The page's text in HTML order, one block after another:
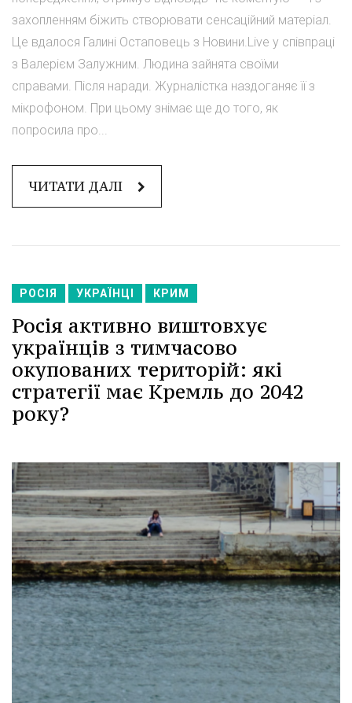
захопленням біжить створювати сенсаційний матеріал.
Це вдалося Галині Остаповець з Новини.Live у співпраці
з Валерієм Залужним. Людина зайнята своїми
справами. Після наради. Журналістка наздоганяє її з
мікрофоном. При цьому знімає ще до того, як
попросила про...
ЧИТАТИ ДАЛІ
РОСІЯ УКРАЇНЦІ КРИМ
Росія активно виштовхує
українців з тимчасово
окупованих територій: які
стратегії має Кремль до 2042
року?